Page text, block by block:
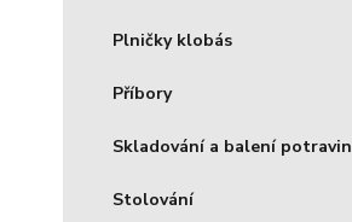
Plničky klobás
Příbory
Skladování a balení potravin
Stolování